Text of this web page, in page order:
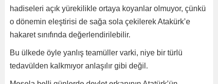
hadiseleri açık yürekilikle ortaya koyanlar olmuyor, çünkü
o dönemin eleştirisi de sağa sola çekilerek Atakürk’e
hakaret sınıfında değerlendirilebilir.
Bu ülkede öyle yanlış teamüller varki, niye bir türlü
tedavülden kalkmıyor anlaşılır gibi değil.